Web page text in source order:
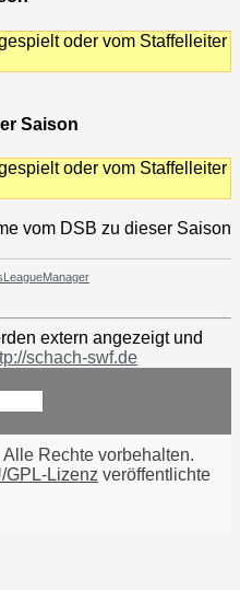
oder vom Staffelleiter
Saison
oder vom Staffelleiter
vom DSB zu dieser Saison
extern angezeigt und
schach-swf.de
Rechte vorbehalten.
GPL-Lizenz veröffentlichte